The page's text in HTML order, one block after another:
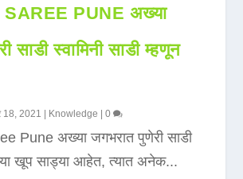
PUNE अख्या
साडी स्वामिनी साडी म्हणून
18, 2021 Knowledge |0
Pune अख्या जगभरात पुणेरी साडी
खूप साड्या आहेत, त्यात अनेक...